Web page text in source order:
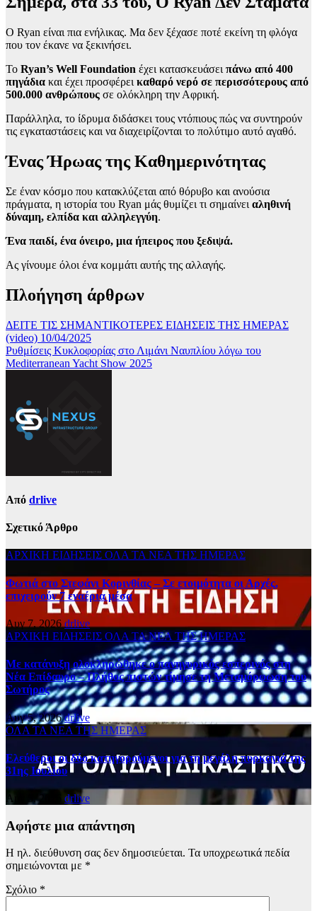
Ο Ryan είναι πια ενήλικας. Μα δεν ξέχασε ποτέ εκείνη τη φλόγα
που τον έκανε να ξεκινήσει.
Το Ryan’s Well Foundation έχει κατασκευάσει πάνω από 400
πηγάδια και έχει προσφέρει καθαρό νερό σε περισσότερους από
500.000 ανθρώπους σε ολόκληρη την Αφρική.
Παράλληλα, το ίδρυμα διδάσκει τους ντόπιους πώς να συντηρούν
τις εγκαταστάσεις και να διαχειρίζονται το πολύτιμο αυτό αγαθό.
Ένας Ήρωας της Καθημερινότητας
Σε έναν κόσμο που κατακλύζεται από θόρυβο και ανούσια
πράγματα, η ιστορία του Ryan μάς θυμίζει τι σημαίνει αληθινή
δύναμη, ελπίδα και αλληλεγγύη.
Ένα παιδί, ένα όνειρο, μια ήπειρος που ξεδιψά.
Ας γίνουμε όλοι ένα κομμάτι αυτής της αλλαγής.
Πλοήγηση άρθρων
ΔΕΙΤΕ ΤΙΣ ΣΗΜΑΝΤΙΚΟΤΕΡΕΣ ΕΙΔΗΣΕΙΣ ΤΗΣ ΗΜΕΡΑΣ
(video) 10/04/2025
Ρυθμίσεις Κυκλοφορίας στο Λιμάνι Ναυπλίου λόγω του
Mediterranean Yacht Show 2025
Από drlive
Σχετικό Άρθρο
ΑΡΧΙΚΗ ΕΙΔΗΣΕΙΣ ΟΛΑ ΤΑ ΝΕΑ ΤΗΣ ΗΜΕΡΑΣ
Φωτιά στο Στεφάνι Κορινθίας – Σε ετοιμότητα οι Αρχές,
επιχειρούν 7 εναέρια μέσα
Αυγ 7, 2026drlive
ΑΡΧΙΚΗ ΕΙΔΗΣΕΙΣ ΟΛΑ ΤΑ ΝΕΑ ΤΗΣ ΗΜΕΡΑΣ
Με κατάνυξη ολοκληρώθηκε ο πανηγυρικός εσπερινός στη
Νέα Επίδαυρο – Πλήθος πιστών τίμησε τη Μεταμόρφωση του
Σωτήρος
Αυγ 5, 2026drlive
ΟΛΑ ΤΑ ΝΕΑ ΤΗΣ ΗΜΕΡΑΣ
Ελεύθεροι οι δύο κατηγορούμενοι για τη μεγάλη πυρκαγιά της
31ης Ιουλίου
Αυγ 5, 2026 drlive
Αφήστε μια απάντηση
Η ηλ. διεύθυνση σας δεν δημοσιεύεται. Τα υποχρεωτικά πεδία
σημειώνονται με *
Σχόλιο *